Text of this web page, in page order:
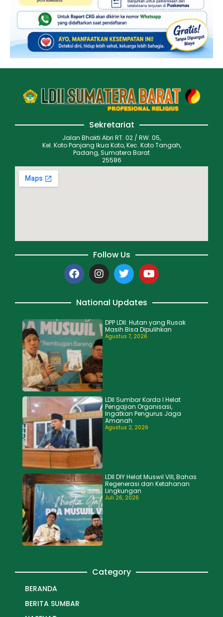
Sekretariat
Jalan Bhakti Abri RT. 02 / RW. 05,
Kel. Koto Panjang Ikua Koto, Kec. Koto Tangah,
Padang, Sumatera Barat
25586
Follow Us
National Updates
DPP LDII: Hutan yang Rusak
Masih Bisa Dipulihkan
Agustus 7, 2026
LDII Sumbar Korda I Helat
Pengajian Organisasi,
Ingatkan Pengurus Jaga
Amanah
Agustus 2, 2026
LDII DIY Helat Muswil VIII, Bahas
Regenerasi dan Ketahanan
Lingkungan
Juli 26, 2026
Category
BERANDA
BERITA SUMBAR